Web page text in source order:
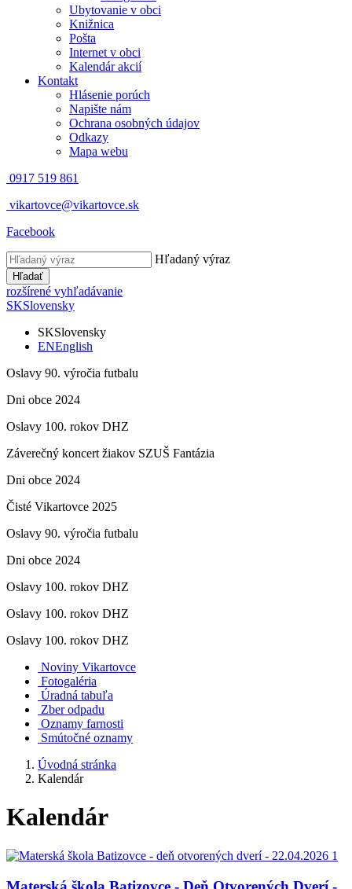
Ubytovanie v obci
Knižnica
Pošta
Internet v obci
Kalendár akcií
Kontakt
Hlásenie porúch
Napište nám
Ochrana osobných údajov
Odkazy
Mapa webu
0917 519 861
vikartovce@vikartovce.sk
Facebook
Hľadaný výraz
Hľadať
rozšírené vyhľadávanie
SKSlovensky
SKSlovensky
ENEnglish
Oslavy 90. výročia futbalu
Dni obce 2024
Oslavy 100. rokov DHZ
Záverečný koncert žiakov SZUŠ Fantázia
Dni obce 2024
Čisté Vikartovce 2025
Oslavy 90. výročia futbalu
Dni obce 2024
Oslavy 100. rokov DHZ
Oslavy 100. rokov DHZ
Oslavy 100. rokov DHZ
Noviny Vikartovce
Fotogaléria
Úradná tabuľa
Zber odpadu
Oznamy farnosti
Smútočné oznamy
Úvodná stránka
Kalendár
Kalendár